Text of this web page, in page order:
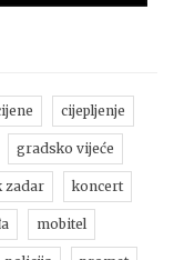
cijepljenje
gradsko vijeće
zadar koncert
mobitel